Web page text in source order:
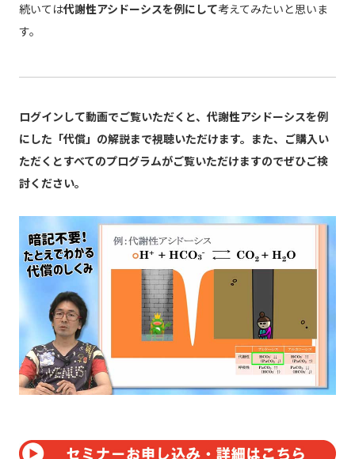
続いては代謝性アシドーシスを例にして考えてみたいと思いま
す。
ログインして動画でご覧いただくと、代謝性アシドーシスを例
にした「代償」の解説まで視聴いただけます。また、ご購入い
ただくとすべてのプログラムがご覧いただけますのでぜひご検
討ください。